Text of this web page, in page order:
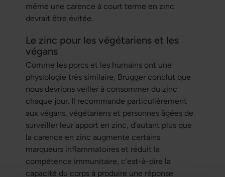
même une carence à court terme en zinc
devrait être évitée.
Le zinc pour les végétariens et les
végans
Comme les porcs et les humains ont une
physiologie très similaire, Brugger conclut que
nous devrions veiller à consommer du zinc
chaque jour. Il recommande particulièrement
aux végans, végétariens et personnes âgées de
surveiller leur apport en zinc, d’autant plus que
la carence en zinc augmente certains
marqueurs inflammatoires et réduit la
compétence immunitaire, c’est-à-dire la
capacité du corps à produire une réponse